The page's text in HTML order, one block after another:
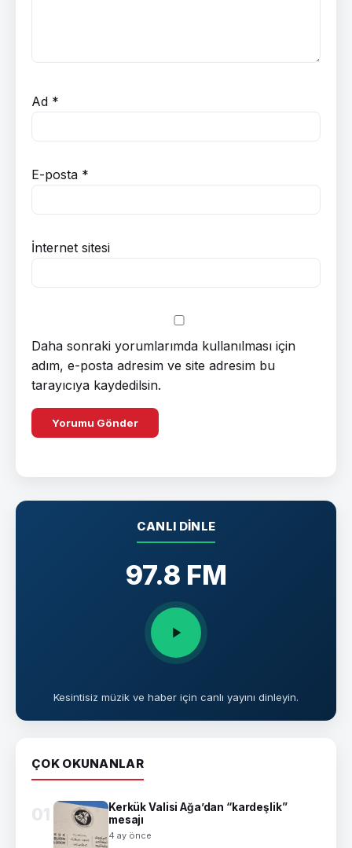
Ad *
E-posta *
İnternet sitesi
Daha sonraki yorumlarımda kullanılması için
adım, e-posta adresim ve site adresim bu
tarayıcıya kaydedilsin.
CANLI DINLE
97.8 FM
Kesintisiz müzik ve haber için canlı yayını dinleyin.
ÇOK OKUNANLAR
01
Kerkük Valisi Ağa’dan “kardeşlik”
mesajı
4 ay önce